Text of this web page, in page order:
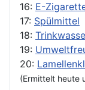
16: E-
17: Spülmittel
18:
19:
20:
(Ermittelt heute